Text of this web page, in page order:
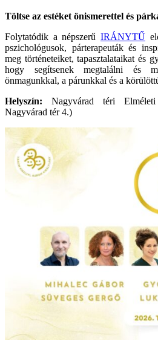
Töltse az estéket önismerettel és
Folytatódik a népszerű IRÁNYTŰ
pszichológusok, párterapeuták és
meg történeteiket, tapasztalataikat és
hogy segítsenek megtalálni és
önmagunkkal, a párunkkal és a
Helyszín: Nagyvárad téri
Nagyvárad tér 4.)